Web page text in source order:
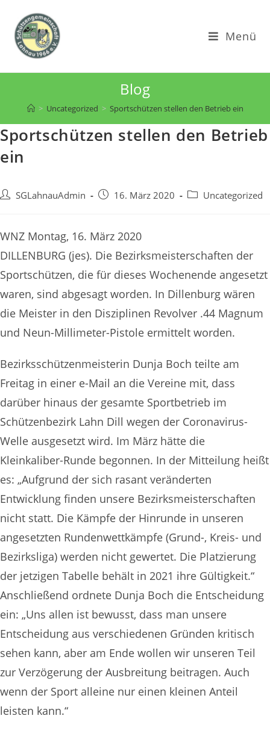
Inhalt
springen
Menü
Blog
> Uncategorized > Sportschützen stellen den Betrieb ein
Sportschützen stellen den Betrieb
ein
Beitrags-
SGLahnauAdmin
Beitrag16. März 2020
Beitrags-
Uncategorized
WNZ Montag, 16. März 2020
DILLENBURG (jes). Die Bezirksmeisterschaften der
Sportschützen, die für dieses Wochenende angesetzt
waren, sind abgesagt worden. In Dillenburg wären
die Meister in den Disziplinen Revolver .44 Magnum
und Neun-Millimeter-Pistole ermittelt worden.
Bezirksschützenmeisterin Dunja Boch teilte am
Freitag in einer e-Mail an die Vereine mit, dass
darüber hinaus der gesamte Sportbetrieb im
Schützenbezirk Lahn Dill wegen der Coronavirus-
Welle ausgesetzt wird. Im März hätte die
Kleinkaliber-Runde begonnen. In der Mitteilung heißt
es: „Aufgrund der sich rasant veränderten
Entwicklung finden unsere Bezirksmeisterschaften
nicht statt. Die Kämpfe der Hinrunde in unseren
angesetzten Rundenwettkämpfe (Grund-, Kreis- und
Bezirksliga) werden nicht gewertet. Die Platzierung
der jetzigen Tabelle behält in 2021 ihre Gültigkeit.“
Anschließend ordnete Dunja Boch die Entscheidung
ein: „Uns allen ist bewusst, dass man unsere
Entscheidung aus verschiedenen Gründen kritisch
sehen kann, aber am Ende wollen wir unseren Teil
zur Verzögerung der Ausbreitung beitragen. Auch
wenn der Sport alleine nur einen kleinen Anteil
leisten kann.“